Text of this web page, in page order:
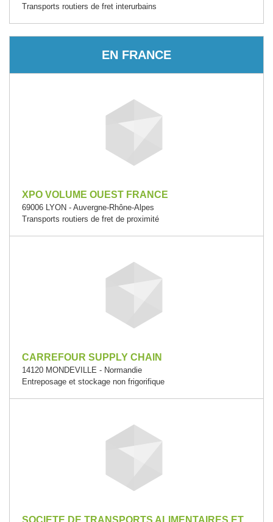
Transports routiers de fret interurbains
EN FRANCE
XPO VOLUME OUEST FRANCE
69006 LYON - Auvergne-Rhône-Alpes
Transports routiers de fret de proximité
CARREFOUR SUPPLY CHAIN
14120 MONDEVILLE - Normandie
Entreposage et stockage non frigorifique
SOCIETE DE TRANSPORTS ALIMENTAIRES ET